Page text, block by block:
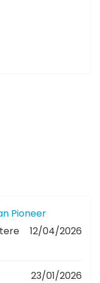
Pioneer
12/04/2026
23/01/2026